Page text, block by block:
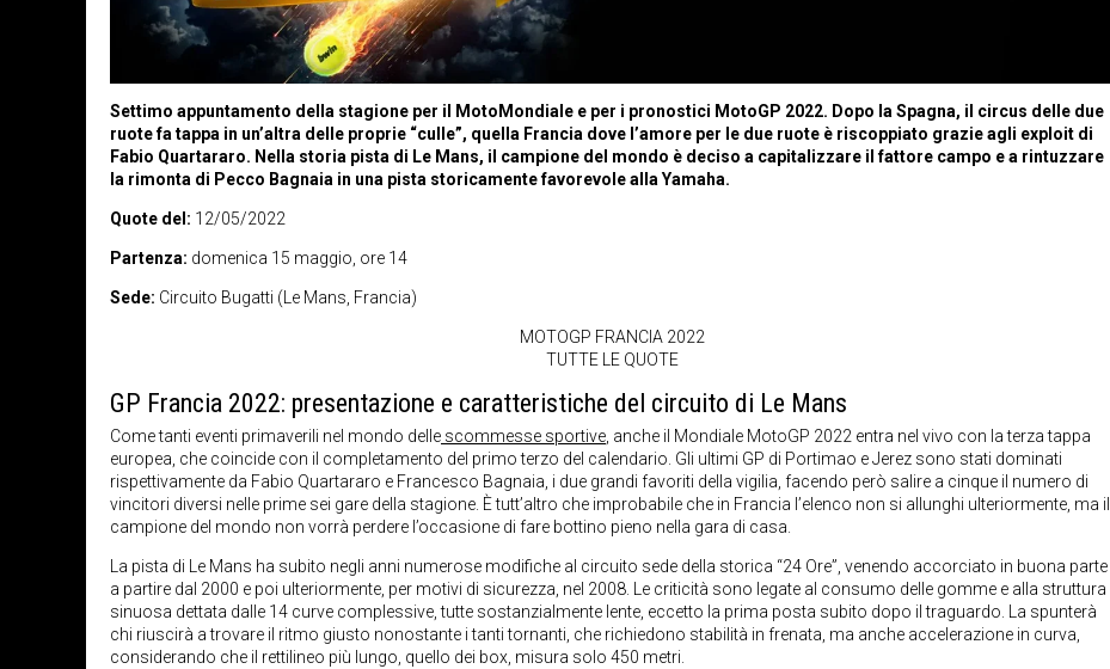
Settimo appuntamento della stagione per il MotoMondiale e per i pronostici MotoGP 2022. Dopo la Spagna, il circus delle due
ruote fa tappa in un’altra delle proprie “culle”, quella Francia dove l’amore per le due ruote è riscoppiato grazie agli exploit di
Fabio Quartararo. Nella storia pista di Le Mans, il campione del mondo è deciso a capitalizzare il fattore campo e a rintuzzare
la rimonta di Pecco Bagnaia in una pista storicamente favorevole alla Yamaha.
Quote del: 12/05/2022
Partenza: domenica 15 maggio, ore 14
Sede: Circuito Bugatti (Le Mans, Francia)
MOTOGP FRANCIA 2022
TUTTE LE QUOTE
GP Francia 2022: presentazione e caratteristiche del circuito di Le Mans
Come tanti eventi primaverili nel mondo delle scommesse sportive , anche il Mondiale MotoGP 2022 entra nel vivo con la terza tappa
europea, che coincide con il completamento del primo terzo del calendario. Gli ultimi GP di Portimao e Jerez sono stati dominati
rispettivamente da Fabio Quartararo e Francesco Bagnaia, i due grandi favoriti della vigilia, facendo però salire a cinque il numero di
vincitori diversi nelle prime sei gare della stagione. È tutt’altro che improbabile che in Francia l’elenco non si allunghi ulteriormente, ma il
campione del mondo non vorrà perdere l’occasione di fare bottino pieno nella gara di casa.
La pista di Le Mans ha subito negli anni numerose modifiche al circuito sede della storica “24 Ore”, venendo accorciato in buona parte
a partire dal 2000 e poi ulteriormente, per motivi di sicurezza, nel 2008. Le criticità sono legate al consumo delle gomme e alla struttura
sinuosa dettata dalle 14 curve complessive, tutte sostanzialmente lente, eccetto la prima posta subito dopo il traguardo. La spunterà
chi riuscirà a trovare il ritmo giusto nonostante i tanti tornanti, che richiedono stabilità in frenata, ma anche accelerazione in curva,
considerando che il rettilineo più lungo, quello dei box, misura solo 450 metri.